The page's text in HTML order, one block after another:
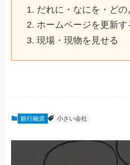
だれに・なにを・どの
ホームページを更新す
現場・現物を見せる
銀行融資 小さい会社